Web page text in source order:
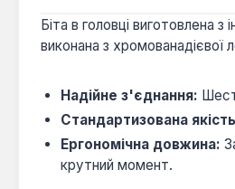
Біта в головці виготовлена
виконана з хромованадієвої
Надійне з'єднання:
Стандартизована
Ергономічна довжина:
крутний момент.